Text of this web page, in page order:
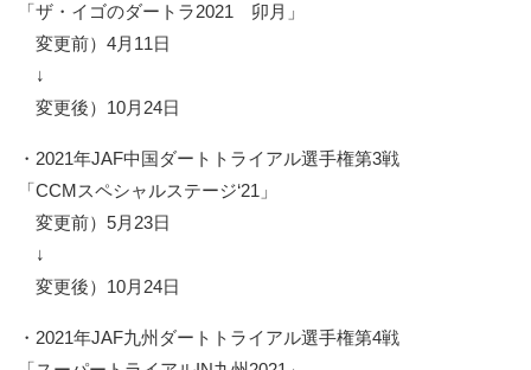
「ザ・イゴのダートラ2021 卯月」
変更前）4月11日
↓
変更後）10月24日
・2021年JAF中国ダートトライアル選手権第3戦
「CCMスペシャルステージ‘21」
変更前）5月23日
↓
変更後）10月24日
・2021年JAF九州ダートトライアル選手権第4戦